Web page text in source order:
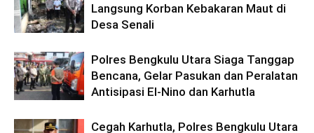
Langsung Korban Kebakaran Maut di
Desa Senali
Polres Bengkulu Utara Siaga Tanggap
Bencana, Gelar Pasukan dan Peralatan
Antisipasi El-Nino dan Karhutla
Cegah Karhutla, Polres Bengkulu Utara